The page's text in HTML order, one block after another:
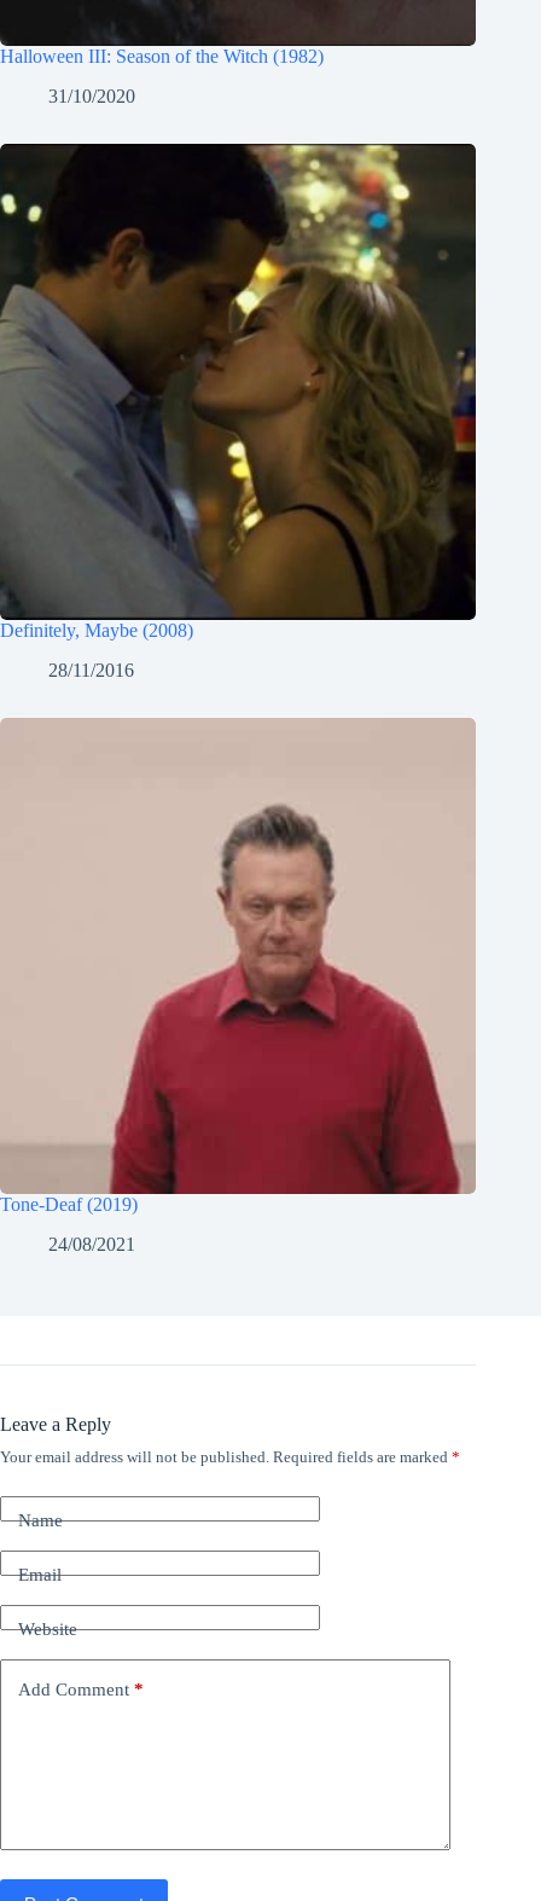
Halloween III: Season of the Witch (1982)
31/10/2020
Definitely, Maybe (2008)
28/11/2016
Tone-Deaf (2019)
24/08/2021
Leave a Reply
Your email address will not be published. Required fields are marked *
Name
Email
Website
Add Comment *